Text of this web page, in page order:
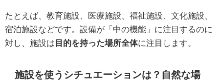
たとえば、教育施設、医療施設、福祉施設、文化施設、
宿泊施設などです。設備が「中の機能」に注目するのに
対し、施設は 目的を持った場所全体に注目します。
施設を使うシチュエーションは？自然な場